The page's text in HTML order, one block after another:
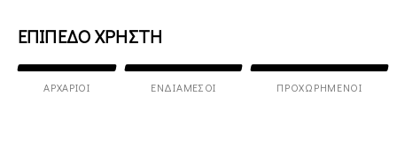
ΕΠΙΠΕΔΟ ΧΡΗΣΤΗ
ΑΡΧΆΡΙΟΙ ΕΝΔΙΆΜΕΣΟΙ ΠΡΟΧΩΡΗΜΈΝΟΙ